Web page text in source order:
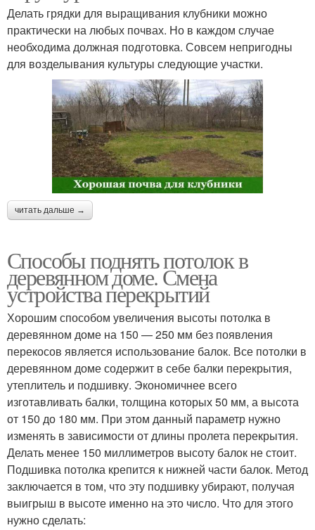
Делать грядки для выращивания клубники можно
практически на любых почвах. Но в каждом случае
необходима должная подготовка. Совсем непригодны
для возделывания культуры следующие участки.
читать дальше →
Способы поднять потолок в
деревянном доме. Смена
устройства перекрытий
Хорошим способом увеличения высоты потолка в
деревянном доме на 150 — 250 мм без появления
перекосов является использование балок. Все потолки в
деревянном доме содержит в себе балки перекрытия,
утеплитель и подшивку. Экономичнее всего
изготавливать балки, толщина которых 50 мм, а высота
от 150 до 180 мм. При этом данный параметр нужно
изменять в зависимости от длины пролета перекрытия.
Делать менее 150 миллиметров высоту балок не стоит.
Подшивка потолка крепится к нижней части балок. Метод
заключается в том, что эту подшивку убирают, получая
выигрыш в высоте именно на это число. Что для этого
нужно сделать: